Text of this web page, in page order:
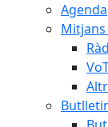
Agenda